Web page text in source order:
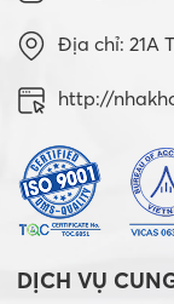
Địa chỉ: 21A
http://
DỊCH VỤ